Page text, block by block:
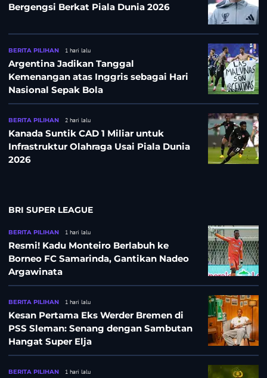
Bergengsi Berkat Piala Dunia 2026
BERITA PILIHAN 1 hari lalu
Argentina Jadikan Tanggal
Kemenangan atas Inggris sebagai Hari
Nasional Sepak Bola
BERITA PILIHAN 2 hari lalu
Kanada Suntik CAD 1 Miliar untuk
Infrastruktur Olahraga Usai Piala Dunia
2026
BRI SUPER LEAGUE
BERITA PILIHAN 1 hari lalu
Resmi! Kadu Monteiro Berlabuh ke
Borneo FC Samarinda, Gantikan Nadeo
Argawinata
BERITA PILIHAN 1 hari lalu
Kesan Pertama Eks Werder Bremen di
PSS Sleman: Senang dengan Sambutan
Hangat Super Elja
BERITA PILIHAN 1 hari lalu